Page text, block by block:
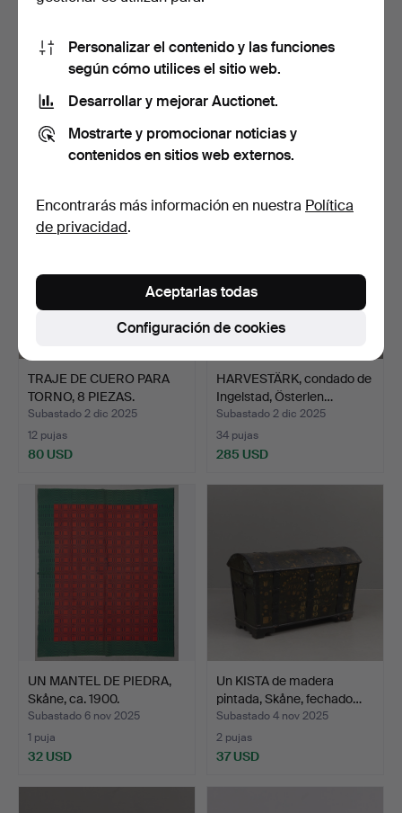
COSECHADOR,
INGELSTADS HIRAD, CON
CERDITO.
Subastado 5 dic 2025
4 pujas
59 USD
DISFRAZ DE HÄRAD,
Järrestads härad Österle…
7 pujas
122 USD
TRAJE DE CUERO PARA
TORNO, 8 PIEZAS.
Subastado 2 dic 2025
12 pujas
80 USD
HARVESTÄRK, condado de
Ingelstad, Österlen…
Subastado 2 dic 2025
34 pujas
285 USD
UN MANTEL DE PIEDRA,
Skåne, ca. 1900.
Subastado 6 nov 2025
1 puja
32 USD
Un KISTA de madera
pintada, Skåne, fechado…
Subastado 4 nov 2025
2 pujas
37 USD
Personalizar el contenido y las funciones
según cómo utilices el sitio web.
Desarrollar y mejorar Auctionet.
Mostrarte y promocionar noticias y
contenidos en sitios web externos.
Encontrarás más información en nuestra Política
de privacidad.
Configuración de cookies
Aceptarlas todas